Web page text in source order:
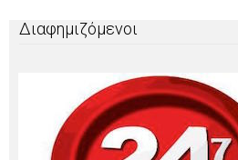
Διαφημιζόμενοι